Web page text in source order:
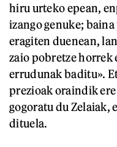
hiru urteko epean,
izango genuke;
eragiten duenean,
zaio pobretze horrek
errudunak baditu».
prezioak oraindik
gogoratu du Zelaiak,
dituela.